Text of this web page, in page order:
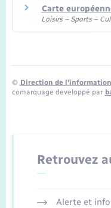
Carte
Loisirs – Sports –
© Direction de
comarquage developpé par
Retrouvez
Alerte et